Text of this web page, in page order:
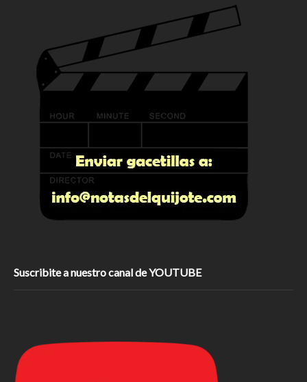
Suscribite a nuestro canal de YOUTUBE